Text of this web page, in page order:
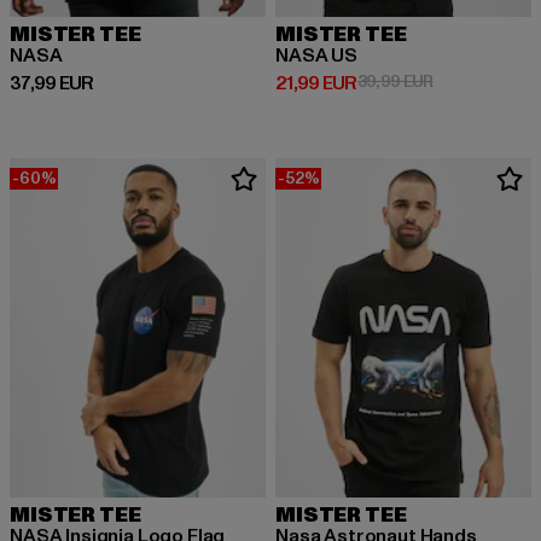
MISTER TEE
NASA
37,99 EUR
Derzeitiger Preis: 37,99 EUR
MISTER TEE
NASA US
21,99 EUR
Derzeitiger Preis: 21,99 EUR
39,99 EURAktionspreis:
-60%
MISTER TEE
-52%
MISTER TEE